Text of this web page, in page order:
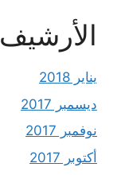
الأرشيف
يناير 2018
ديسمبر 2017
نوفمبر 2017
أكتوبر 2017